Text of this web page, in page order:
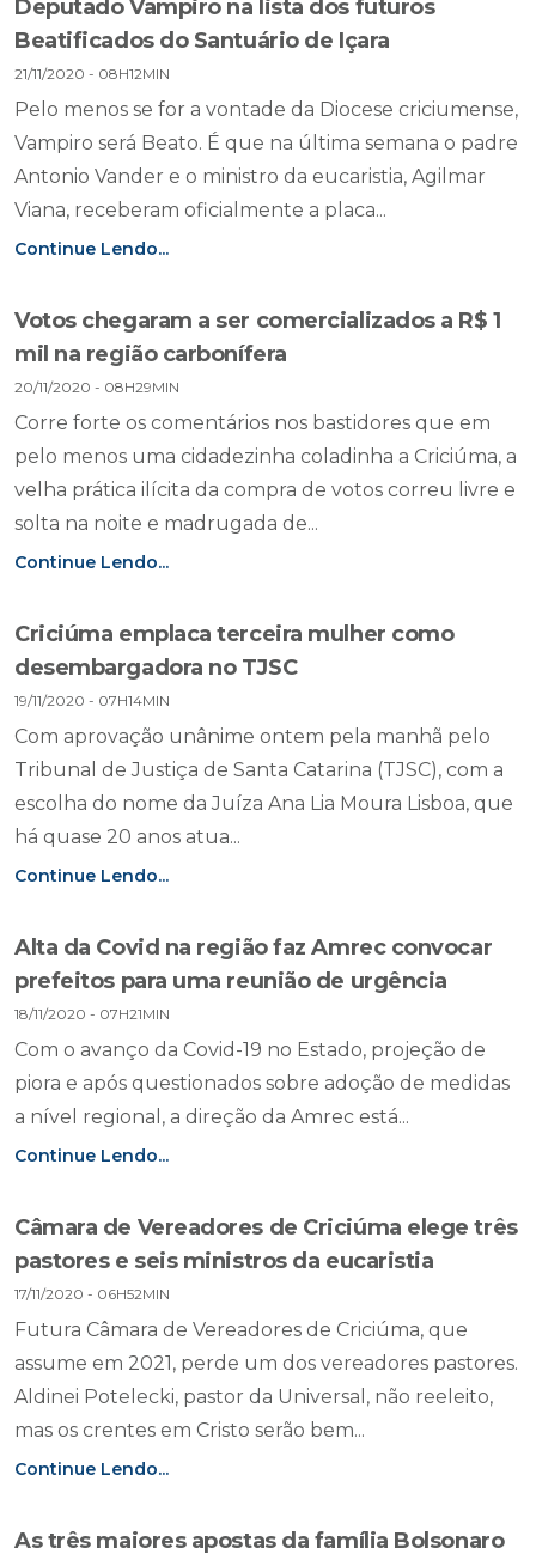
Deputado Vampiro na lista dos futuros
Beatificados do Santuário de Içara
21/11/2020 - 08H12MIN
Pelo menos se for a vontade da Diocese criciumense,
Vampiro será Beato. É que na última semana o padre
Antonio Vander e o ministro da eucaristia, Agilmar
Viana, receberam oficialmente a placa...
Continue Lendo...
Votos chegaram a ser comercializados a R$ 1
mil na região carbonífera
20/11/2020 - 08H29MIN
Corre forte os comentários nos bastidores que em
pelo menos uma cidadezinha coladinha a Criciúma, a
velha prática ilícita da compra de votos correu livre e
solta na noite e madrugada de...
Continue Lendo...
Criciúma emplaca terceira mulher como
desembargadora no TJSC
19/11/2020 - 07H14MIN
Com aprovação unânime ontem pela manhã pelo
Tribunal de Justiça de Santa Catarina (TJSC), com a
escolha do nome da Juíza Ana Lia Moura Lisboa, que
há quase 20 anos atua...
Continue Lendo...
Alta da Covid na região faz Amrec convocar
prefeitos para uma reunião de urgência
18/11/2020 - 07H21MIN
Com o avanço da Covid-19 no Estado, projeção de
piora e após questionados sobre adoção de medidas
a nível regional, a direção da Amrec está...
Continue Lendo...
Câmara de Vereadores de Criciúma elege três
pastores e seis ministros da eucaristia
17/11/2020 - 06H52MIN
Futura Câmara de Vereadores de Criciúma, que
assume em 2021, perde um dos vereadores pastores.
Aldinei Potelecki, pastor da Universal, não reeleito,
mas os crentes em Cristo serão bem...
Continue Lendo...
As três maiores apostas da família Bolsonaro